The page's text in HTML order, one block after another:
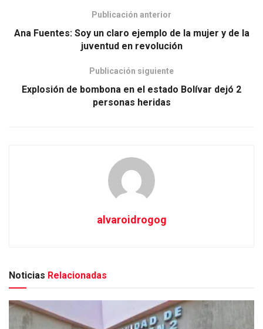
Publicación anterior
Ana Fuentes: Soy un claro ejemplo de la mujer y de la
juventud en revolución
Publicación siguiente
Explosión de bombona en el estado Bolívar dejó 2
personas heridas
alvaroidrogog
Noticias Relacionadas